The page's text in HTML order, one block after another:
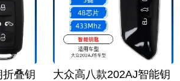
折叠钥
大众高八款202AJ智能钥